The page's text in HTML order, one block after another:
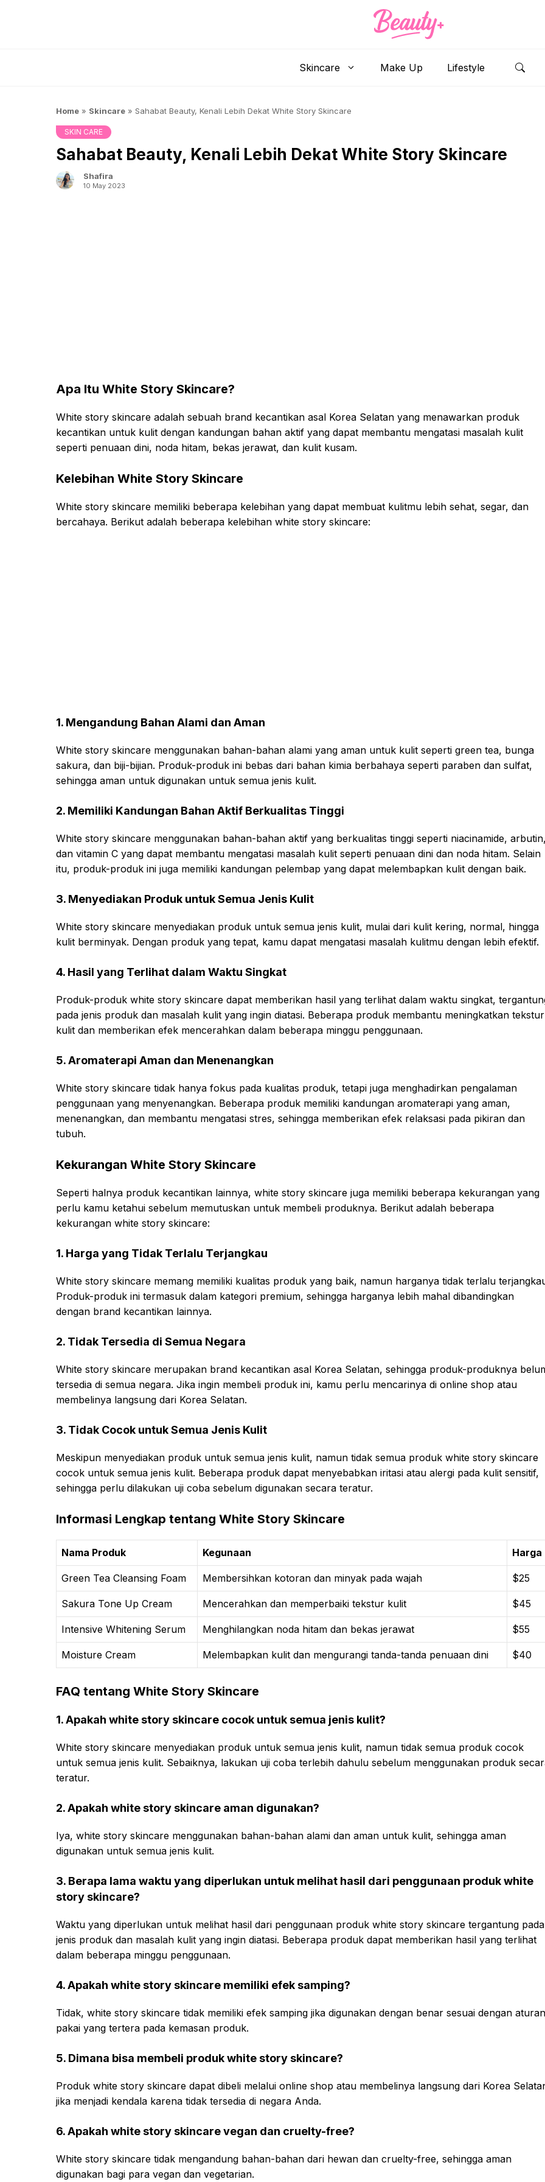
Skincare Make Up Lifestyle
Home » Skincare » Sahabat Beauty, Kenali Lebih Dekat White Story Skincare
SKIN CARE
Sahabat Beauty, Kenali Lebih Dekat White Story Skincare
Shafira
10 May 2023
Apa Itu White Story Skincare?
White story skincare adalah sebuah brand kecantikan asal Korea Selatan yang menawarkan produk
kecantikan untuk kulit dengan kandungan bahan aktif yang dapat membantu mengatasi masalah kulit
seperti penuaan dini, noda hitam, bekas jerawat, dan kulit kusam.
Kelebihan White Story Skincare
White story skincare memiliki beberapa kelebihan yang dapat membuat kulitmu lebih sehat, segar, dan
bercahaya. Berikut adalah beberapa kelebihan white story skincare:
1. Mengandung Bahan Alami dan Aman
White story skincare menggunakan bahan-bahan alami yang aman untuk kulit seperti green tea, bunga
sakura, dan biji-bijian. Produk-produk ini bebas dari bahan kimia berbahaya seperti paraben dan sulfat,
sehingga aman untuk digunakan untuk semua jenis kulit.
2. Memiliki Kandungan Bahan Aktif Berkualitas Tinggi
White story skincare menggunakan bahan-bahan aktif yang berkualitas tinggi seperti niacinamide,
dan vitamin C yang dapat membantu mengatasi masalah kulit seperti penuaan dini dan noda hitam. Selain
itu, produk-produk ini juga memiliki kandungan pelembap yang dapat melembapkan kulit dengan baik.
3. Menyediakan Produk untuk Semua Jenis Kulit
White story skincare menyediakan produk untuk semua jenis kulit, mulai dari kulit kering, normal, hingga
kulit berminyak. Dengan produk yang tepat, kamu dapat mengatasi masalah kulitmu dengan lebih efektif.
4. Hasil yang Terlihat dalam Waktu Singkat
Produk-produk white story skincare dapat memberikan hasil yang terlihat dalam waktu singkat,
pada jenis produk dan masalah kulit yang ingin diatasi. Beberapa produk membantu meningkatkan tekstur
kulit dan memberikan efek mencerahkan dalam beberapa minggu penggunaan.
5. Aromaterapi Aman dan Menenangkan
White story skincare tidak hanya fokus pada kualitas produk, tetapi juga menghadirkan pengalaman
penggunaan yang menyenangkan. Beberapa produk memiliki kandungan aromaterapi yang aman,
menenangkan, dan membantu mengatasi stres, sehingga memberikan efek relaksasi pada pikiran dan
tubuh.
Kekurangan White Story Skincare
Seperti halnya produk kecantikan lainnya, white story skincare juga memiliki beberapa kekurangan yang
perlu kamu ketahui sebelum memutuskan untuk membeli produknya. Berikut adalah beberapa
kekurangan white story skincare:
1. Harga yang Tidak Terlalu Terjangkau
White story skincare memang memiliki kualitas produk yang baik, namun harganya tidak terlalu
Produk-produk ini termasuk dalam kategori premium, sehingga harganya lebih mahal dibandingkan
dengan brand kecantikan lainnya.
2. Tidak Tersedia di Semua Negara
White story skincare merupakan brand kecantikan asal Korea Selatan, sehingga produk-produknya
tersedia di semua negara. Jika ingin membeli produk ini, kamu perlu mencarinya di online shop atau
membelinya langsung dari Korea Selatan.
3. Tidak Cocok untuk Semua Jenis Kulit
Meskipun menyediakan produk untuk semua jenis kulit, namun tidak semua produk white story skincare
cocok untuk semua jenis kulit. Beberapa produk dapat menyebabkan iritasi atau alergi pada kulit sensitif,
sehingga perlu dilakukan uji coba sebelum digunakan secara teratur.
Informasi Lengkap tentang White Story Skincare
Nama Produk Kegunaan Harga
Green Tea Cleansing Foam Membersihkan kotoran dan minyak pada wajah $25
Sakura Tone Up Cream Mencerahkan dan memperbaiki tekstur kulit $45
Intensive Whitening Serum Menghilangkan noda hitam dan bekas jerawat $55
Moisture Cream Melembapkan kulit dan mengurangi tanda-tanda penuaan dini $40
FAQ tentang White Story Skincare
1. Apakah white story skincare cocok untuk semua jenis kulit?
White story skincare menyediakan produk untuk semua jenis kulit, namun tidak semua produk cocok
untuk semua jenis kulit. Sebaiknya, lakukan uji coba terlebih dahulu sebelum menggunakan produk
teratur.
2. Apakah white story skincare aman digunakan?
Iya, white story skincare menggunakan bahan-bahan alami dan aman untuk kulit, sehingga aman
digunakan untuk semua jenis kulit.
3. Berapa lama waktu yang diperlukan untuk melihat hasil dari penggunaan produk white
story skincare?
Waktu yang diperlukan untuk melihat hasil dari penggunaan produk white story skincare tergantung pada
jenis produk dan masalah kulit yang ingin diatasi. Beberapa produk dapat memberikan hasil yang terlihat
dalam beberapa minggu penggunaan.
4. Apakah white story skincare memiliki efek samping?
Tidak, white story skincare tidak memiliki efek samping jika digunakan dengan benar sesuai dengan aturan
pakai yang tertera pada kemasan produk.
5. Dimana bisa membeli produk white story skincare?
Produk white story skincare dapat dibeli melalui online shop atau membelinya langsung dari Korea
jika menjadi kendala karena tidak tersedia di negara Anda.
6. Apakah white story skincare vegan dan cruelty-free?
White story skincare tidak mengandung bahan-bahan dari hewan dan cruelty-free, sehingga aman
digunakan bagi para vegan dan vegetarian.